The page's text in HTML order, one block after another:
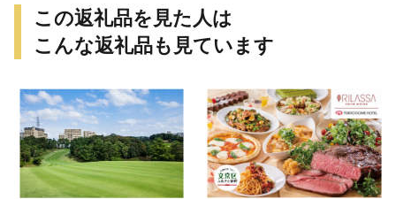
この返礼品を見た人は
こんな返礼品も見ています